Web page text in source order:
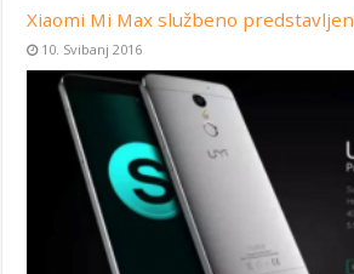
Xiaomi Mi Max službeno predstavljen
10. Svibanj 2016